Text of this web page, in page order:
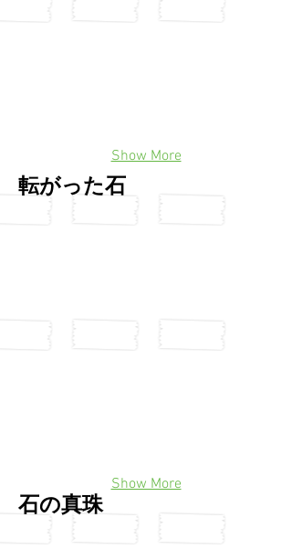
Show More
転がった石
Show More
石の真珠